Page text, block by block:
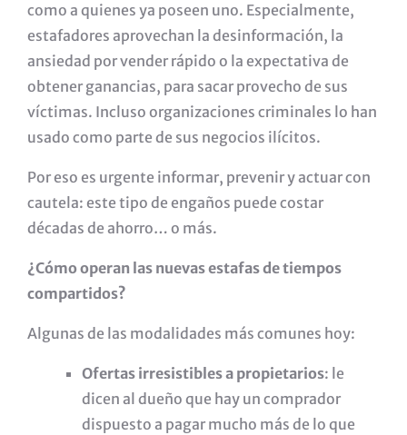
como a quienes ya poseen uno. Especialmente,
estafadores aprovechan la desinformación, la
ansiedad por vender rápido o la expectativa de
obtener ganancias, para sacar provecho de sus
víctimas. Incluso organizaciones criminales lo han
usado como parte de sus negocios ilícitos.
Por eso es urgente informar, prevenir y actuar con
cautela: este tipo de engaños puede costar
décadas de ahorro… o más.
¿Cómo operan las nuevas estafas de tiempos
compartidos?
Algunas de las modalidades más comunes hoy:
Ofertas irresistibles a propietarios: le
dicen al dueño que hay un comprador
dispuesto a pagar mucho más de lo que